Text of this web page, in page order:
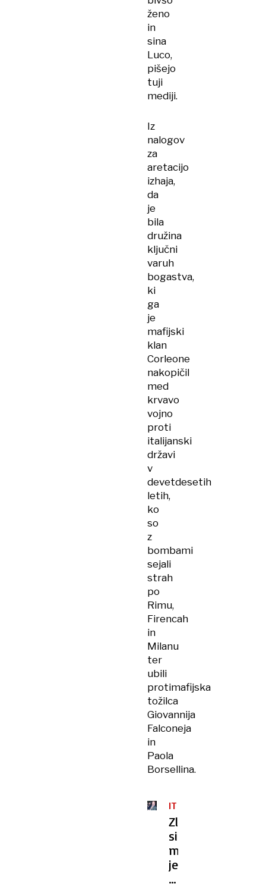
ženo
in
sina
Luco,
pišejo
tuji
mediji.
Iz
nalogov
za
aretacijo
izhaja,
da
je
bila
družina
ključni
varuh
bogastva,
ki
ga
je
mafijski
klan
Corleone
nakopičil
med
krvavo
vojno
proti
italijanski
državi
v
devetdesetih
letih,
ko
so
z
bombami
sejali
strah
po
Rimu,
Firencah
in
Milanu
ter
ubili
protimafijska
tožilca
Giovannija
Falconeja
in
Paola
Borsellina.
ITALIJA
Zloglasni
sicilijanski
mafijec
je
na